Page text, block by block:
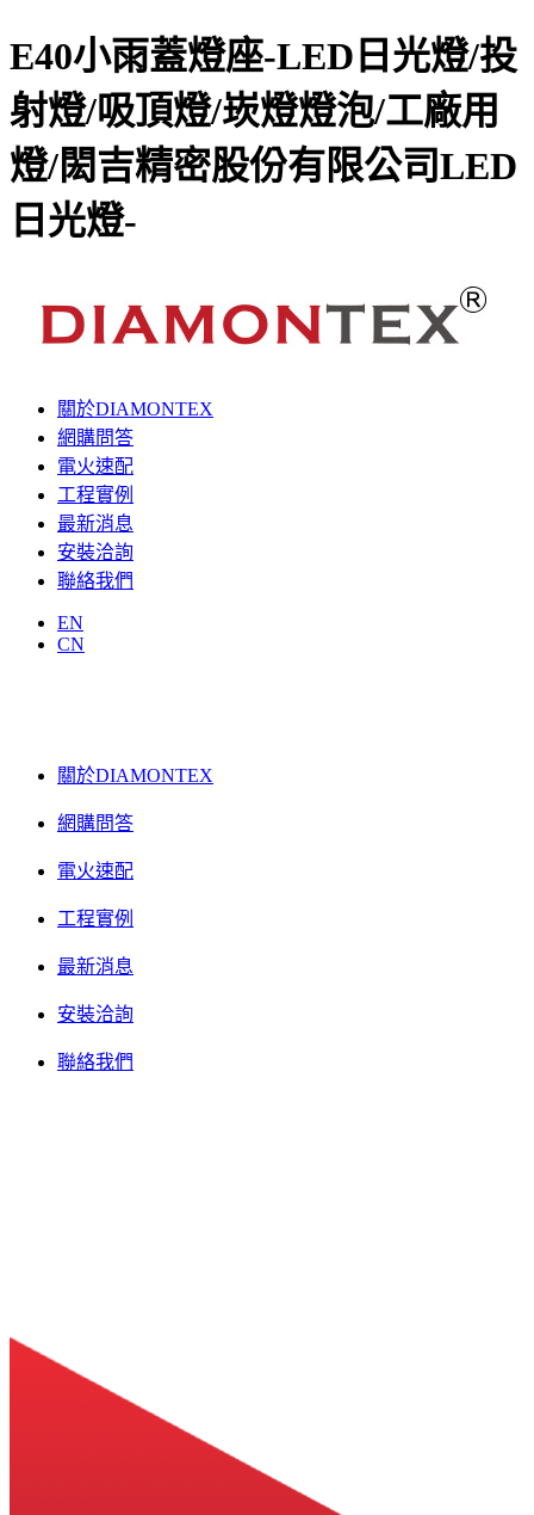
E40小雨蓋燈座-LED日光燈/投
射燈/吸頂燈/崁燈燈泡/工廠用
燈/閎吉精密股份有限公司LED
日光燈-
關於DIAMONTEX
網購問答
電火速配
工程實例
最新消息
安裝洽詢
聯絡我們
EN
CN
關於DIAMONTEX
網購問答
電火速配
工程實例
最新消息
安裝洽詢
聯絡我們